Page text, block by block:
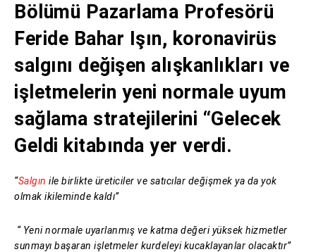
Bölümü Pazarlama Profesörü
Feride Bahar Işın, koronavirüs
salgını değişen alışkanlıkları ve
işletmelerin yeni normale uyum
sağlama stratejilerini “Gelecek
Geldi kitabında yer verdi.
“Salgın ile birlikte üreticiler ve satıcılar değişmek ya da yok
olmak ikileminde kaldı”
“ Yeni normale uyarlanmış ve katma değeri yüksek hizmetler
sunmayı başaran işletmeler kurdeleyi kucaklayanlar olacaktır”